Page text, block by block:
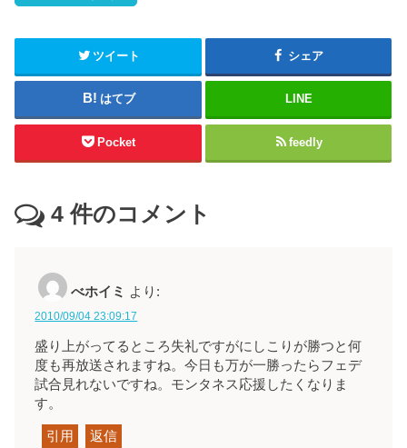
ツイート シェア
はてブ LINE
Pocket feedly
4 件のコメント
べホイミ より:
2010/09/04 23:09:17
盛り上がってるところ失礼ですがにしこりが勝つと何
度も再放送されますね。今日も万が一勝ったらフェデ
試合見れないですね。モンタネス応援したくなりま
す。
引用 返信